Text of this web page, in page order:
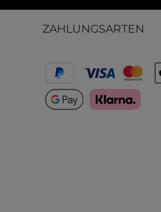
ZAHLUNGSARTEN